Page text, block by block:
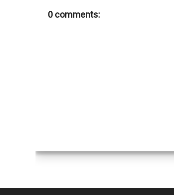
0 comments: